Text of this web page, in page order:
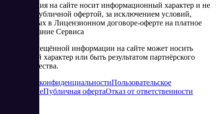
Информация на сайте носит информационный характер и не
является публичной офертой, за исключением условий,
изложенных в Лицензионном договоре-оферте на платное
использование Сервиса
Часть размещённой информации на сайте может носить
рекламный характер или быть результатом партнёрского
сотрудничества.
Политика конфиденциальностиПользовательское
соглашениеПубличная офертаОтказ от ответственности